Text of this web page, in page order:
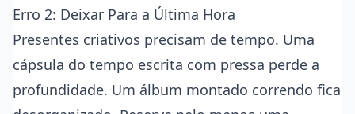
Erro 2: Deixar Para a Última Hora
Presentes criativos precisam de tempo. Uma
cápsula do tempo escrita com pressa perde a
profundidade. Um álbum montado correndo fica